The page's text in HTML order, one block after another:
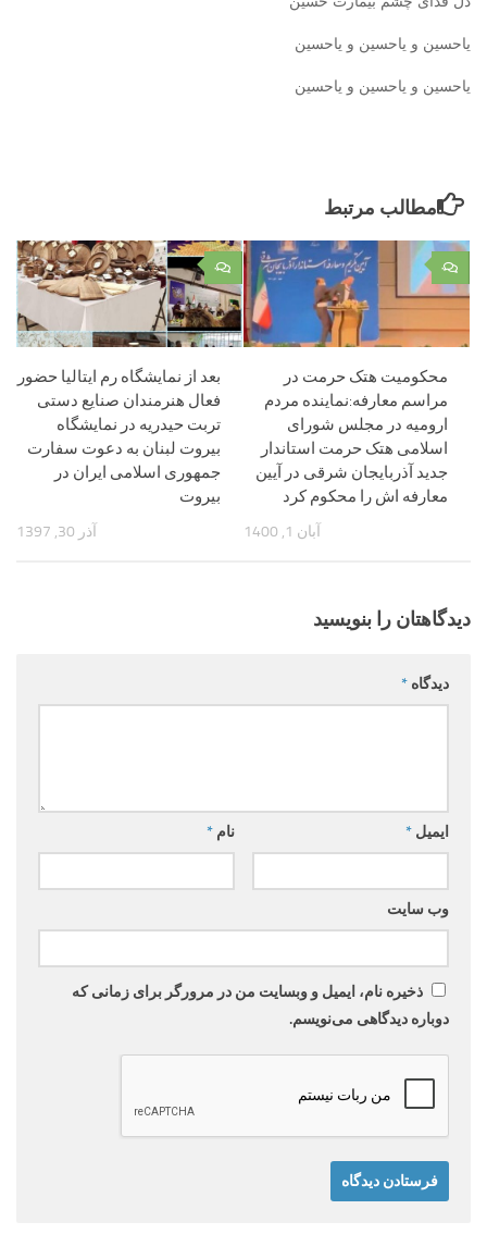
یاحسین و یاحسین و یاحسین
یاحسین و یاحسین و یاحسین
مطالب مرتبط
۰
بعد از نمایشگاه رم ایتالیا حضور
فعال هنرمندان صنایع دستی
تربت حیدریه در نمایشگاه
بیروت لبنان به دعوت سفارت
جمهوری اسلامی ایران در
بیروت
آذر 30, 1397
۰
محکومیت هتک حرمت در
مراسم معارفه:نماینده مردم
ارومیه در مجلس شورای
اسلامی هتک حرمت استاندار
جدید آذربایجان شرقی در آیین
معارفه اش را محکوم کرد
آبان 1, 1400
دیدگاهتان را بنویسید
دیدگاه *
نام * ایمیل *
وب‌ سایت
ذخیره نام، ایمیل و وبسایت من در مرورگر برای زمانی که
دوباره دیدگاهی می‌نویسم.